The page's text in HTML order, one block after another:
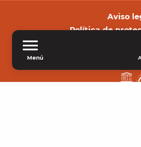
Menú
Aviso
Política de